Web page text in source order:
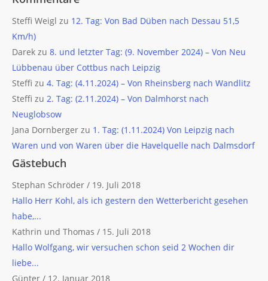
Steffi Weigl zu 12. Tag: Von Bad Düben nach Dessau 51,5
Km/h)
Darek zu 8. und letzter Tag: (9. November 2024) – Von Neu
Lübbenau über Cottbus nach Leipzig
Steffi zu 4. Tag: (4.11.2024) – Von Rheinsberg nach Wandlitz
Steffi zu 2. Tag: (2.11.2024) – Von Dalmhorst nach
Neuglobsow
Jana Dornberger zu 1. Tag: (1.11.2024) Von Leipzig nach
Waren und von Waren über die Havelquelle nach Dalmsdorf
Gästebuch
Stephan Schröder / 19. Juli 2018
Hallo Herr Kohl, als ich gestern den Wetterbericht gesehen
habe,...
Kathrin und Thomas / 15. Juli 2018
Hallo Wolfgang, wir versuchen schon seid 2 Wochen dir
liebe...
Günter / 12. Januar 2018